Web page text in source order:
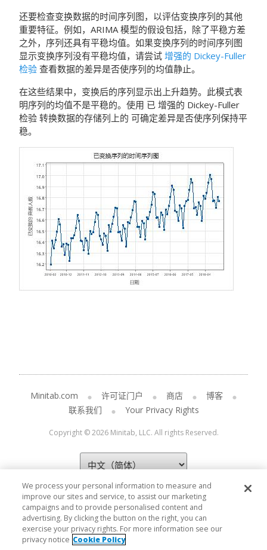
还要检查变换数据的时间序列图，以评估变换序列的其他
重要特征。例如，ARIMA 模型的假设包括，除了平稳方差
之外，序列还具有平稳均值。如果变换序列的时间序列图
显示变换序列没有平稳均值，请尝试 增强的 Dickey-Fuller
检验 查看数据的差异是否使序列的均值静止。
在这些结果中，变换后的序列显示出上升趋势。此模式表
明序列的均值不是平稳的。使用 已 增强的 Dickey-Fuller
检验 转换数据的存储列上的 可确定差异是否使序列保持平
稳。
Minitab.com 许可证门户 商店
博客
联系我们
Your Privacy Rights
Copyright © 2026 Minitab, LLC. All rights Reserved.
We process your personal information to measure and
improve our sites and service, to assist our marketing
campaigns and to provide personalised content and
advertising. By clicking the button on the right, you can
exercise your privacy rights. For more information see our
privacy notice Cookie Policy